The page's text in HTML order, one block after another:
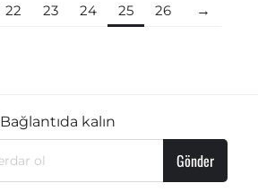
22 23 24 25 26
Bağlantıda kalın
Gönder